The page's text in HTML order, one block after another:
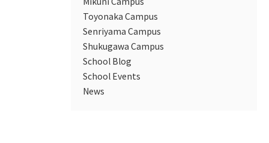
Toyonaka Campus
Senriyama Campus
Shukugawa Campus
School Blog
School Events
News